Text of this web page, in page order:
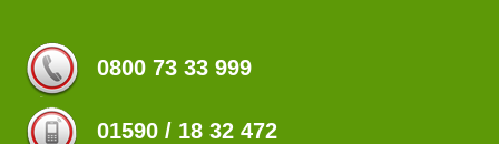
0800 73 33 999
01590 / 18 32 472